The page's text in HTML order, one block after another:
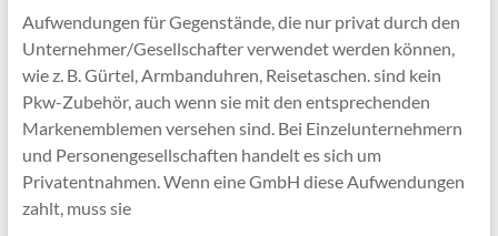
Aufwendungen für Gegenstände, die nur privat durch den
Unternehmer/Gesellschafter verwendet werden können,
wie z. B. Gürtel, Armbanduhren, Reisetaschen. sind kein
Pkw-Zubehör, auch wenn sie mit den entsprechenden
Markenemblemen versehen sind. Bei Einzelunternehmern
und Personengesellschaften handelt es sich um
Privatentnahmen. Wenn eine GmbH diese Aufwendungen
zahlt, muss sie